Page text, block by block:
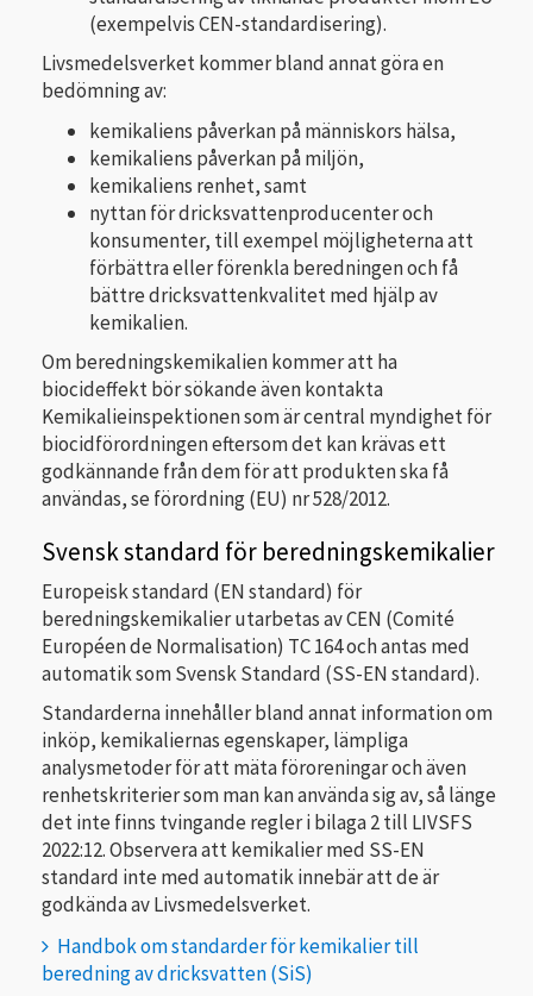
(exempelvis CEN-standardisering).
Livsmedelsverket kommer bland annat göra en
bedömning av:
kemikaliens påverkan på människors hälsa,
kemikaliens påverkan på miljön,
kemikaliens renhet, samt
nyttan för dricksvattenproducenter och
konsumenter, till exempel möjligheterna att
förbättra eller förenkla beredningen och få
bättre dricksvattenkvalitet med hjälp av
kemikalien.
Om beredningskemikalien kommer att ha
biocideffekt bör sökande även kontakta
Kemikalieinspektionen som är central myndighet för
biocidförordningen eftersom det kan krävas ett
godkännande från dem för att produkten ska få
användas, se förordning (EU) nr 528/2012.
Svensk standard för beredningskemikalier
Europeisk standard (EN standard) för
beredningskemikalier utarbetas av CEN (Comité
Européen de Normalisation) TC 164 och antas med
automatik som Svensk Standard (SS-EN standard).
Standarderna innehåller bland annat information om
inköp, kemikaliernas egenskaper, lämpliga
analysmetoder för att mäta föroreningar och även
renhetskriterier som man kan använda sig av, så länge
det inte finns tvingande regler i bilaga 2 till LIVSFS
2022:12. Observera att kemikalier med SS-EN
standard inte med automatik innebär att de är
godkända av Livsmedelsverket.
Handbok om standarder för kemikalier till
beredning av dricksvatten (SiS)